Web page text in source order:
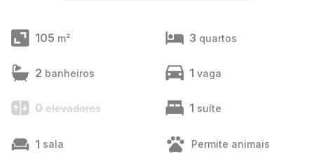
105 m² 3 quartos
2 banheiros 1 vaga
0 elevadores 1 suíte
1 sala Permite animais